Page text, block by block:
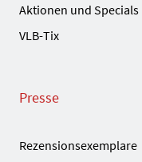
Aktionen und Specials
VLB-Tix
Presse
Rezensionsexemplare